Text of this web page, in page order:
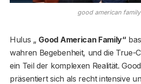
good american family
Hulus „ Good American Family“
wahren Begebenheit, und die True-
ein Teil der komplexen Realität.
präsentiert sich als recht intensive